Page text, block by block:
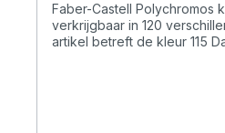
Faber-Castell Polychromos
verkrijgbaar in 120
artikel betreft de kleur 115